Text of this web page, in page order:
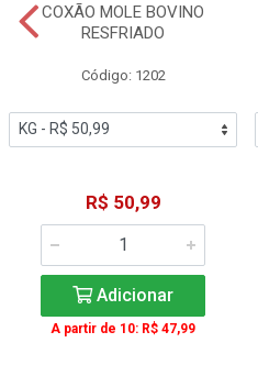
COXÃO MOLE BOVINO
RESFRIADO
Código: 1202
R$ 50,99
Adicionar
A partir de 10: R$ 47,99